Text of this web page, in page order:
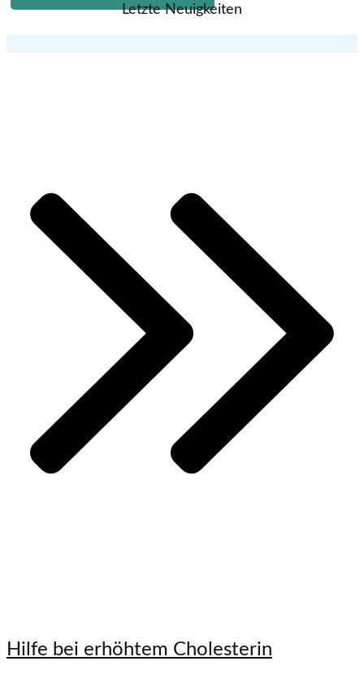
Letzte Neuigkeiten
Hilfe bei erhöhtem Cholesterin